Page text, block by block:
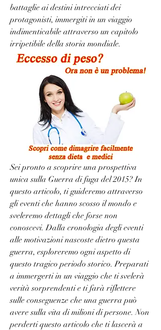
battaglie ai destini intrecciati dei
protagonisti, immergiti in un viaggio
indimenticabile attraverso un capitolo
irripetibile della storia mondiale.
Sei pronto a scoprire una prospettiva
unica sulla Guerra di fuga del 2015? In
questo articolo, ti guideremo attraverso
gli eventi che hanno scosso il mondo e
sveleremo dettagli che forse non
conoscevi. Dalla cronologia degli eventi
alle motivazioni nascoste dietro questa
guerra, esploreremo ogni aspetto di
questo tragico periodo storico. Preparati
a immergerti in un viaggio che ti svelerà
verità sorprendenti e ti farà riflettere
sulle conseguenze che una guerra può
avere sulla vita di milioni di persone. Non
perderti questo articolo che ti lascerà a